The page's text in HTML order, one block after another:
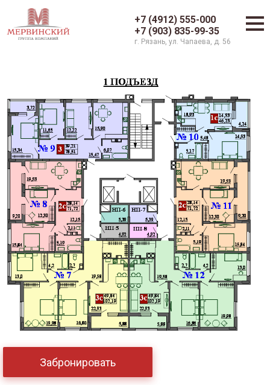
+7 (4912) 555-000
+7 (903) 835-99-35
г. Рязань, ул. Чапаева, д. 56
Забронировать